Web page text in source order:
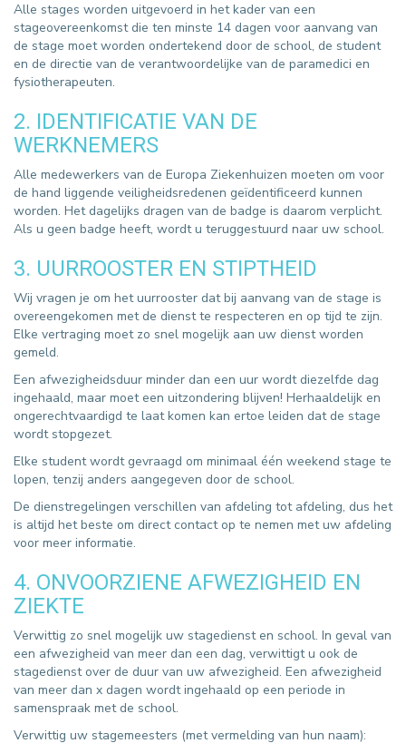
Alle stages worden uitgevoerd in het kader van een
stageovereenkomst die ten minste 14 dagen voor aanvang van
de stage moet worden ondertekend door de school, de student
en de directie van de verantwoordelijke van de paramedici en
fysiotherapeuten.
2. IDENTIFICATIE VAN DE
WERKNEMERS
Alle medewerkers van de Europa Ziekenhuizen moeten om voor
de hand liggende veiligheidsredenen geïdentificeerd kunnen
worden. Het dagelijks dragen van de badge is daarom verplicht.
Als u geen badge heeft, wordt u teruggestuurd naar uw school.
3. UURROOSTER EN STIPTHEID
Wij vragen je om het uurrooster dat bij aanvang van de stage is
overeengekomen met de dienst te respecteren en op tijd te zijn.
Elke vertraging moet zo snel mogelijk aan uw dienst worden
gemeld.
Een afwezigheidsduur minder dan een uur wordt diezelfde dag
ingehaald, maar moet een uitzondering blijven! Herhaaldelijk en
ongerechtvaardigd te laat komen kan ertoe leiden dat de stage
wordt stopgezet.
Elke student wordt gevraagd om minimaal één weekend stage te
lopen, tenzij anders aangegeven door de school.
De dienstregelingen verschillen van afdeling tot afdeling, dus het
is altijd het beste om direct contact op te nemen met uw afdeling
voor meer informatie.
4. ONVOORZIENE AFWEZIGHEID EN
ZIEKTE
Verwittig zo snel mogelijk uw stagedienst en school. In geval van
een afwezigheid van meer dan een dag, verwittigt u ook de
stagedienst over de duur van uw afwezigheid. Een afwezigheid
van meer dan x dagen wordt ingehaald op een periode in
samenspraak met de school.
Verwittig uw stagemeesters (met vermelding van hun naam):